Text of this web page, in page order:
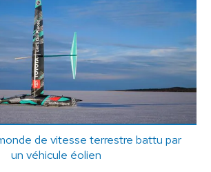
de vitesse terrestre battu par
un véhicule éolien